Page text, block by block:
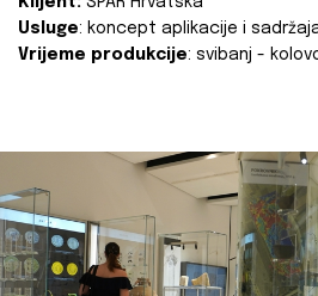
Usluge: koncept aplikacije i
Vrijeme produkcije: svibanj -